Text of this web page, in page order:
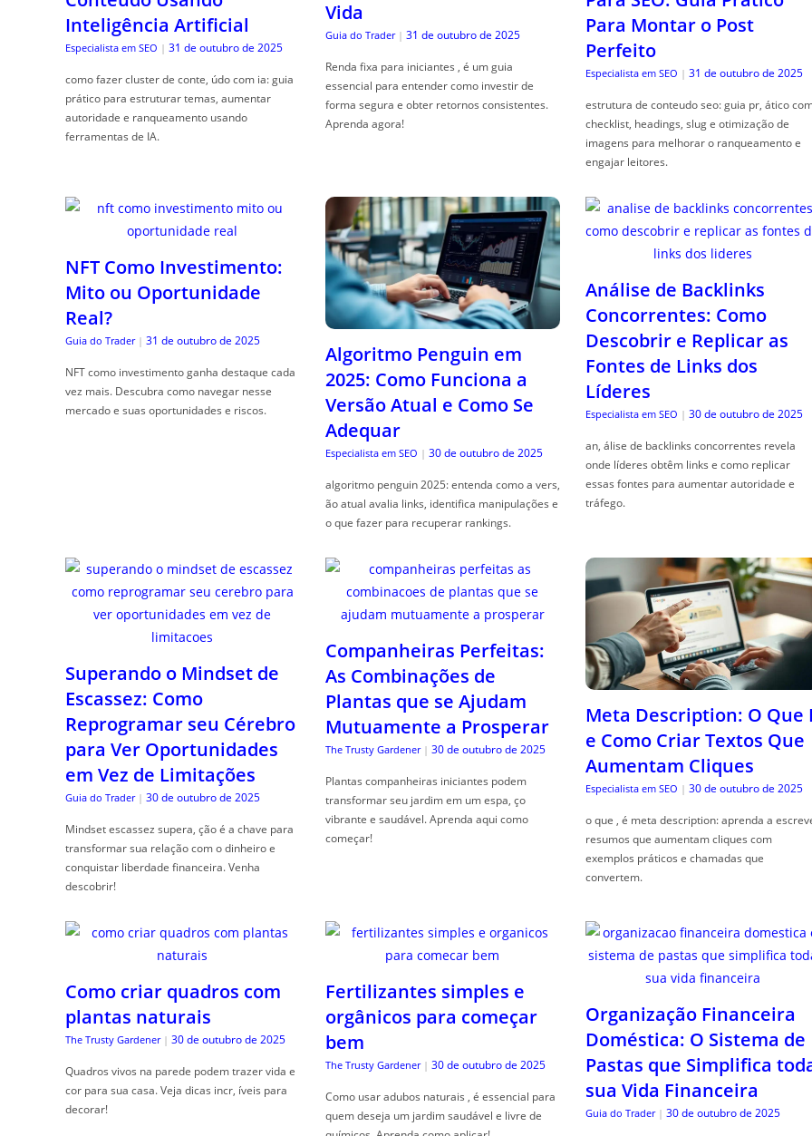
Inteligência Artificial
Especialista em SEO | 31 de outubro de 2025
como fazer cluster de conte, údo com ia: guia
prático para estruturar temas, aumentar
autoridade e ranqueamento usando
ferramentas de IA.
Vida
Guia do Trader | 31 de outubro de 2025
Renda fixa para iniciantes , é um guia
essencial para entender como investir de
forma segura e obter retornos consistentes.
Aprenda agora!
Para Montar o Post
Perfeito
Especialista em SEO | 31 de outubro de 2025
estrutura de conteudo seo: guia pr, ático
checklist, headings, slug e otimização de
imagens para melhorar o ranqueamento e
engajar leitores.
NFT Como Investimento:
Mito ou Oportunidade
Real?
Guia do Trader | 31 de outubro de 2025
NFT como investimento ganha destaque cada
vez mais. Descubra como navegar nesse
mercado e suas oportunidades e riscos.
Algoritmo Penguin em
2025: Como Funciona a
Versão Atual e Como Se
Adequar
Especialista em SEO | 30 de outubro de 2025
algoritmo penguin 2025: entenda como a vers,
ão atual avalia links, identifica manipulações e
o que fazer para recuperar rankings.
Análise de Backlinks
Concorrentes: Como
Descobrir e Replicar as
Fontes de Links dos
Líderes
Especialista em SEO | 30 de outubro de 2025
an, álise de backlinks concorrentes revela
onde líderes obtêm links e como replicar
essas fontes para aumentar autoridade e
tráfego.
Superando o Mindset de
Escassez: Como
Reprogramar seu Cérebro
para Ver Oportunidades
em Vez de Limitações
Guia do Trader | 30 de outubro de 2025
Mindset escassez supera, ção é a chave para
transformar sua relação com o dinheiro e
conquistar liberdade financeira. Venha
descobrir!
Companheiras Perfeitas:
As Combinações de
Plantas que se Ajudam
Mutuamente a Prosperar
The Trusty Gardener | 30 de outubro de 2025
Plantas companheiras iniciantes podem
transformar seu jardim em um espa, ço
vibrante e saudável. Aprenda aqui como
começar!
Meta Description: O Que
e Como Criar Textos Que
Aumentam Cliques
Especialista em SEO | 30 de outubro de 2025
o que , é meta description: aprenda a
resumos que aumentam cliques com
exemplos práticos e chamadas que
convertem.
Como criar quadros com
plantas naturais
The Trusty Gardener | 30 de outubro de 2025
Quadros vivos na parede podem trazer vida e
cor para sua casa. Veja dicas incr, íveis para
decorar!
Fertilizantes simples e
orgânicos para começar
bem
The Trusty Gardener | 30 de outubro de 2025
Como usar adubos naturais , é essencial para
quem deseja um jardim saudável e livre de
Organização Financeira
Doméstica: O Sistema de
Pastas que Simplifica
sua Vida Financeira
Guia do Trader | 30 de outubro de 2025